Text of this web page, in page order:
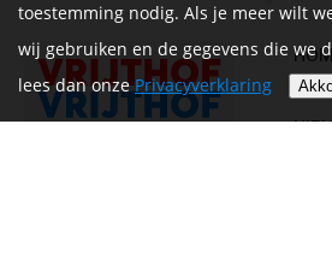
toestemming nodig. Als je meer wilt
wij gebruiken en de gegevens die we
lees dan onzePrivacyverklaring